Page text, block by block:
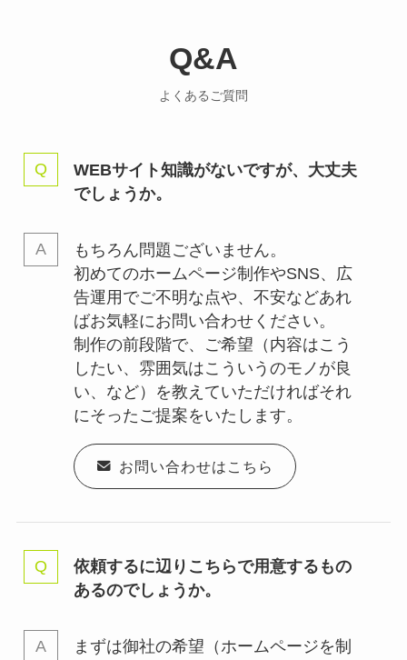
Q&A
よくあるご質問
WEBサイト知識がないですが、大丈夫
でしょうか。
もちろん問題ございません。
初めてのホームページ制作やSNS、広
告運用でご不明な点や、不安などあれ
ばお気軽にお問い合わせください。
制作の前段階で、ご希望（内容はこう
したい、雰囲気はこういうのモノが良
い、など）を教えていただければそれ
にそったご提案をいたします。
お問い合わせはこちら
依頼するに辺りこちらで用意するもの
あるのでしょうか。
まずは御社の希望（ホームページを制